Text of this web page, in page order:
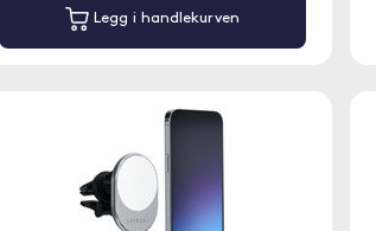
Legg i handlekurven